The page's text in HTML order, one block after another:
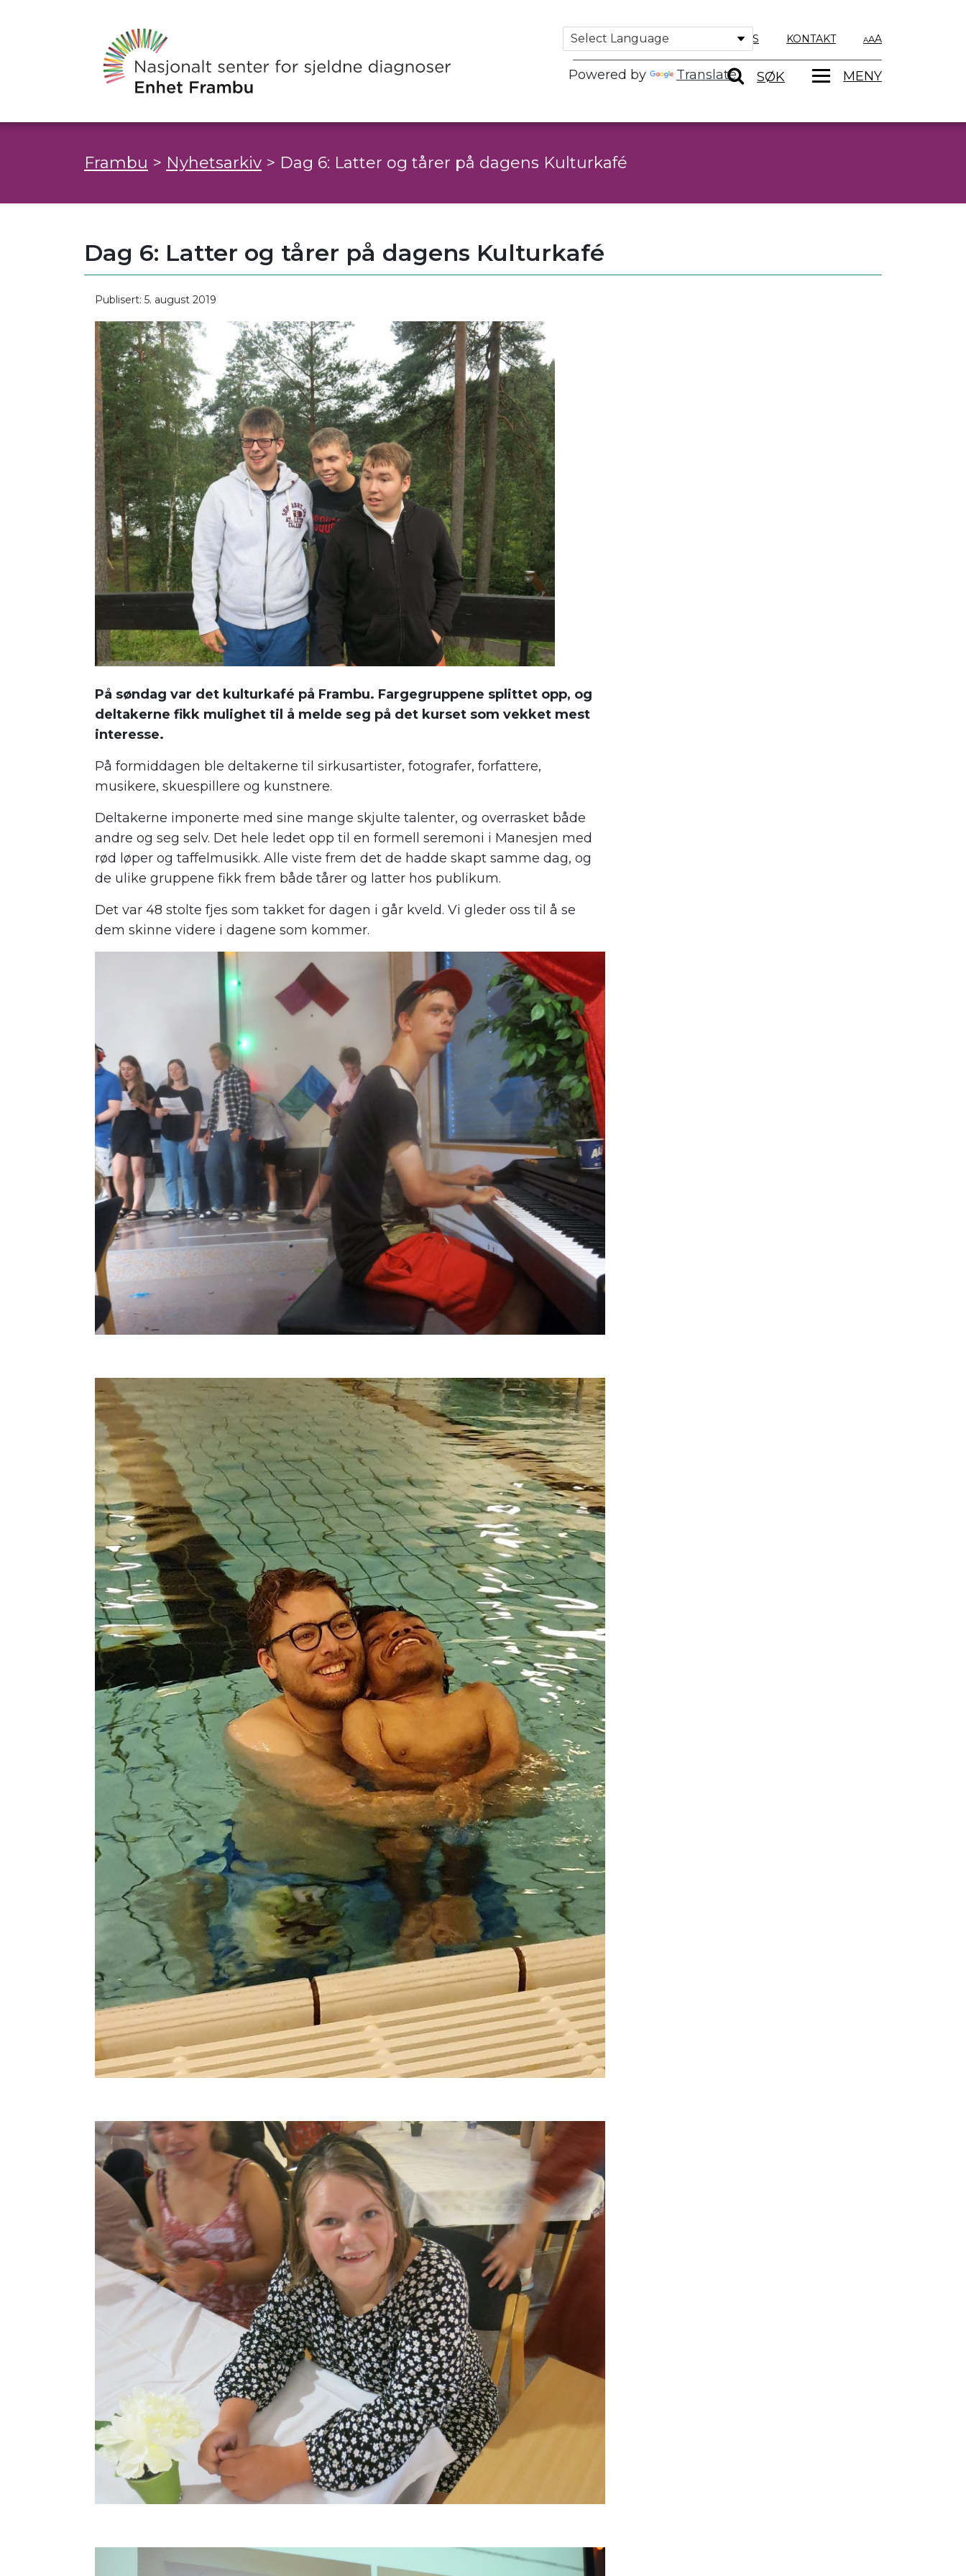
Powered by Translate
OM OSS KONTAKT A
SØK MENY
Frambu > Nyhetsarkiv > Dag 6: Latter og tårer på dagens Kulturkafé
Dag 6: Latter og tårer på dagens Kulturkafé
Publisert: 5. august 2019
På søndag var det kulturkafé på Frambu. Fargegruppene splittet opp, og
deltakerne fikk mulighet til å melde seg på det kurset som vekket mest
interesse.
På formiddagen ble deltakerne til sirkusartister, fotografer, forfattere,
musikere, skuespillere og kunstnere.
Deltakerne imponerte med sine mange skjulte talenter, og overrasket både
andre og seg selv. Det hele ledet opp til en formell seremoni i Manesjen med
rød løper og taffelmusikk. Alle viste frem det de hadde skapt samme dag, og
de ulike gruppene fikk frem både tårer og latter hos publikum.
Det var 48 stolte fjes som takket for dagen i går kveld. Vi gleder oss til å se
dem skinne videre i dagene som kommer.